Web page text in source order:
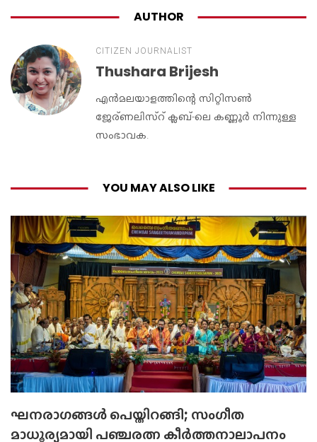
AUTHOR
CITIZEN JOURNALIST
Thushara Brijesh
എൻമലയാളത്തിന്റെ സിറ്റിസൺ
ജേര്ണലിസ്റ് ക്ലബ്-ലെ കണ്ണൂർ നിന്നുള്ള
സംഭാവക.
YOU MAY ALSO LIKE
ഘനരാഗങ്ങൾ പെയ്തിറങ്ങി; സംഗീത
മാധൂര്യമായി പഞ്ചരത്ന കീർത്തനാലാപനം